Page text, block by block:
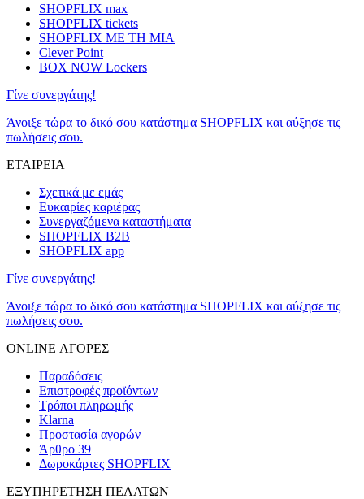
SHOPFLIX max
SHOPFLIX tickets
SHOPFLIX ΜΕ ΤΗ ΜΙΑ
Clever Point
BOX NOW Lockers
Γίνε συνεργάτης!
Άνοιξε τώρα το δικό σου κατάστημα SHOPFLIX και αύξησε τις
πωλήσεις σου.
ΕΤΑΙΡΕΙΑ
Σχετικά με εμάς
Ευκαιρίες καριέρας
Συνεργαζόμενα καταστήματα
SHOPFLIX B2B
SHOPFLIX app
Γίνε συνεργάτης!
Άνοιξε τώρα το δικό σου κατάστημα SHOPFLIX και αύξησε τις
πωλήσεις σου.
ONLINE ΑΓΟΡΕΣ
Παραδόσεις
Επιστροφές προϊόντων
Τρόποι πληρωμής
Klarna
Προστασία αγορών
Άρθρο 39
Δωροκάρτες SHOPFLIX
ΕΞΥΠΗΡΕΤΗΣΗ ΠΕΛΑΤΩΝ